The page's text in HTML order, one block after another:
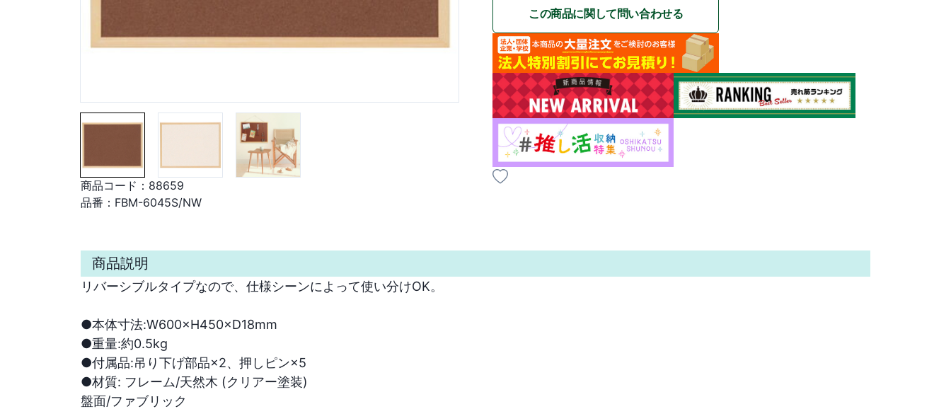
商品コード： 88659
品番： FBM-6045S/NW
この商品に関して問い合わせる
商品説明
リバーシブルタイプなので、仕様シーンによって使い分けOK。
●本体寸法:W600×H450×D18mm
●重量:約0.5kg
●付属品:吊り下げ部品×2、押しピン×5
●材質: フレーム/天然木 (クリアー塗装)
盤面/ファブリック